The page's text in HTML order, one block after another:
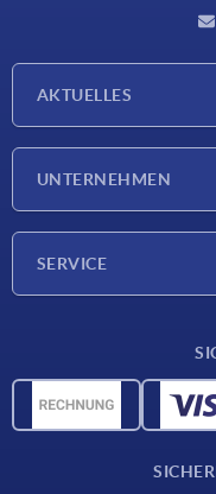
AKTUELLES
UNTERNEHMEN
SERVICE
CAD-Daten